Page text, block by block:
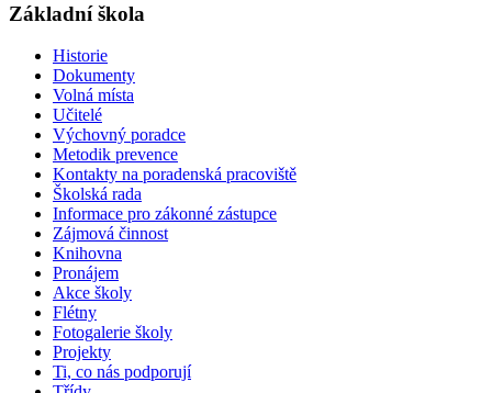
Základní škola
Historie
Dokumenty
Volná místa
Učitelé
Výchovný poradce
Metodik prevence
Kontakty na poradenská pracoviště
Školská rada
Informace pro zákonné zástupce
Zájmová činnost
Knihovna
Pronájem
Akce školy
Flétny
Fotogalerie školy
Projekty
Ti, co nás podporují